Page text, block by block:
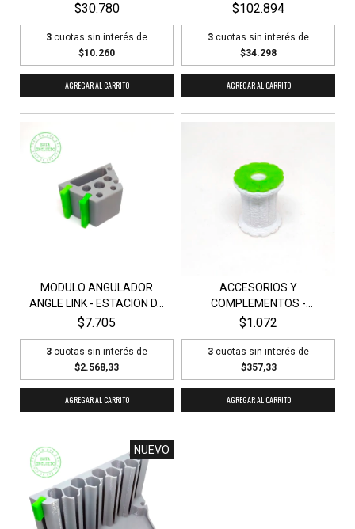
$30.780
3 cuotas sin interés de
$10.260
$102.894
3 cuotas sin interés de
$34.298
MODULO ANGULADOR
ANGLE LINK - ESTACION D...
$7.705
3 cuotas sin interés de
$2.568,33
ACCESORIOS Y
COMPLEMENTOS -
ESTACION DE...
$1.072
3 cuotas sin interés de
$357,33
AGREGAR AL CARRITO
NUEVO